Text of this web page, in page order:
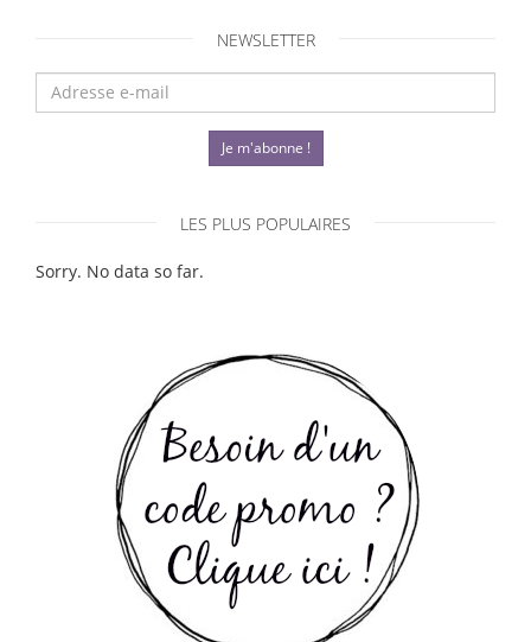
NEWSLETTER
Je m'abonne !
LES PLUS POPULAIRES
Sorry. No data so far.